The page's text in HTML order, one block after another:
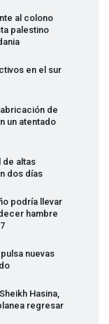
al colono
palestino
en el sur
de
un atentado
de altas
dos días
podría llevar
hambre
nuevas
Hasina,
regresar